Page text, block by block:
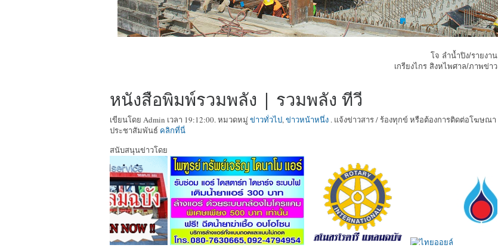
โจ ลำน้ำปิง/รายงาน
เกรียงไกร สิงหไพศาล/ภาพข่าว
หนังสือพิมพ์รวมพลัง | รวมพลัง ทีวี
เขียนโดย Admin เวลา 19:12:00. หมวดหมู่ ข่าวทั่วไป,ข่าวหน้าหนึ่ง . แจ้งข่าวสาร / ร้องทุกข์ หรือต้องการติดต่อโฆษณา
ประชาสัมพันธ์ คลิกที่นี่
สนับสนุนข่าวโดย